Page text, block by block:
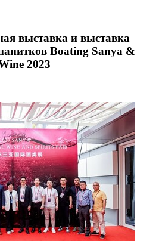
выставка и выставка
Boating Sanya &
2023